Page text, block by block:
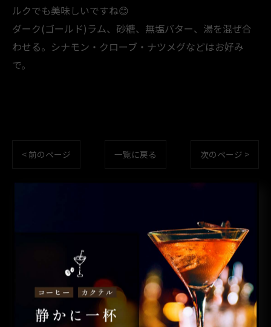
ルクでも美味しいですね😊
ダーク(ゴールド)ラム、砂糖、無塩バター、湯を混ぜ合
わせる。シナモン・クローブ・ナツメグなどはお好み
で。
< 前のページ 一覧に戻る 次のページ >
CATEGORIES
全てのカテゴリー
カクテル
昼飲み